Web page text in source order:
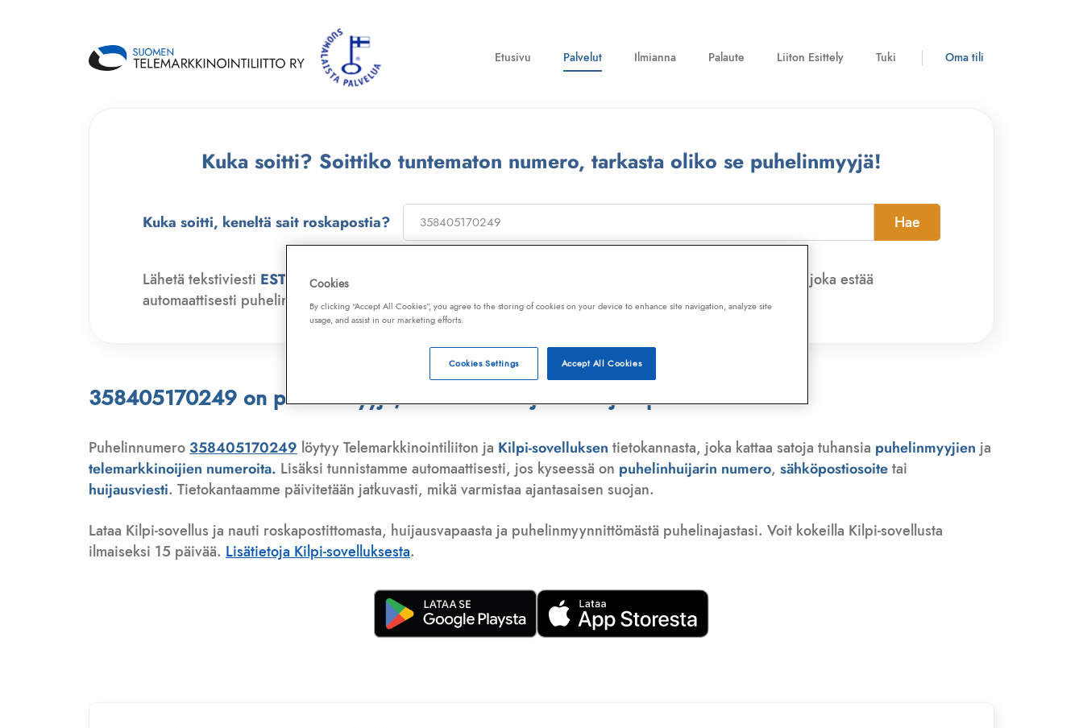
Etusivu Palvelut Ilmianna Palaute Liiton Esittely Tuki Oma tili
Kuka soitti? Soittiko tuntematon numero, tarkasta oliko se puhelinmyyjä!
Kuka soitti, keneltä sait roskapostia? Hae
Lähetä tekstiviesti ESTO numeroon
, niin saat laajan telemarkkinointikiellon ja Kilpi-sovelluksen, joka estää
automaattisesti puhelinmyyjien soitot, huijaussoitot, huijausviestit ja roskapostit.
358405170249 on puhelinmyyjä, telemarkkinoija tai huijauspuhelu
Puhelinnumero 358405170249 löytyy Telemarkkinointiliiton ja Kilpi-sovelluksen tietokannasta, joka kattaa satoja tuhansia puhelinmyyjien ja
telemarkkinoijien numeroita. Lisäksi tunnistamme automaattisesti, jos kyseessä on puhelinhuijarin numero, sähköpostiosoitetai
huijausviesti. Tietokantaamme päivitetään jatkuvasti, mikä varmistaa ajantasaisen suojan.
Lataa Kilpi-sovellus ja nauti roskapostittomasta, huijausvapaasta ja puhelinmyynnittömästä puhelinajastasi. Voit kokeilla Kilpi-sovellusta
ilmaiseksi 15 päivää. Lisätietoja Kilpi-sovelluksesta.
Cookies
By clicking “Accept All Cookies”, you agree to the storing of cookies on your device to enhance site navigation, analyze site
usage, and assist in our marketing efforts.
Accept All Cookies
Cookies Settings